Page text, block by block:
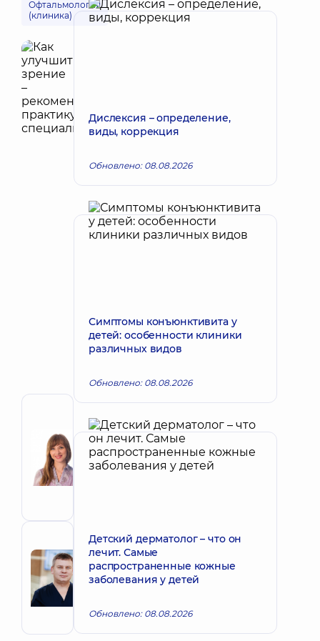
Офтальмология
(клиника)
Автор
Кубрак
Наталия
Викторовна
Запись к врачу
Рецензент
Радченко
Роман
Офтальмолог
Запись к врачу
Дислексия – определение,
виды, коррекция
Обновлено: 08.08.2026
Симптомы конъюнктивита у
детей: особенности клиники
различных видов
Обновлено: 08.08.2026
Детский дерматолог – что он
лечит. Самые
распространенные кожные
заболевания у детей
Обновлено: 08.08.2026